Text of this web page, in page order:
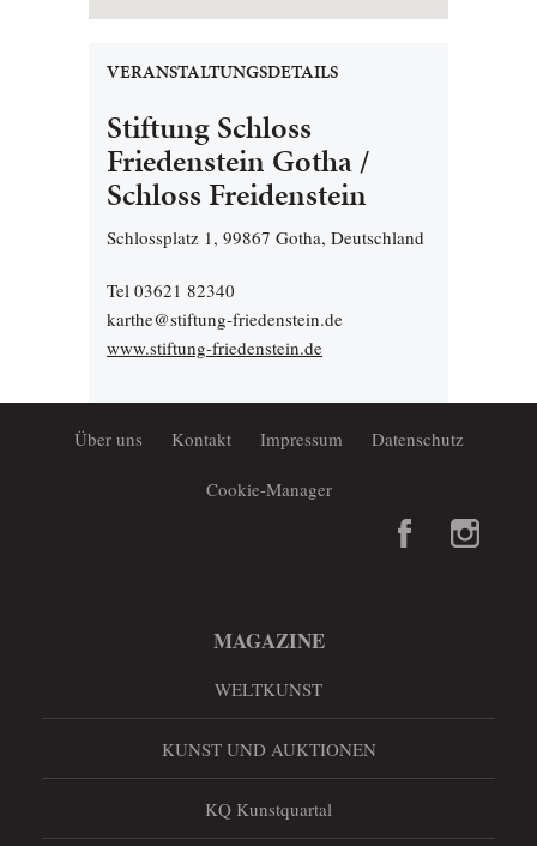
VERANSTALTUNGSDETAILS
Stiftung Schloss
Friedenstein Gotha /
Schloss Freidenstein
Schlossplatz 1, 99867 Gotha, Deutschland
Tel 03621 82340
karthe@stiftung-friedenstein.de
www.stiftung-friedenstein.de
Über uns Kontakt Impressum Datenschutz
Cookie-Manager
MAGAZINE
WELTKUNST
KUNST UND AUKTIONEN
KQ Kunstquartal